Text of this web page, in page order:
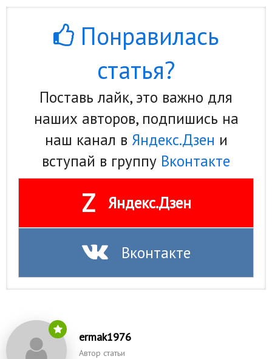
Понравилась
статья?
Поставь лайк, это важно для
наших авторов, подпишись на
наш канал в Яндекс.Дзен и
вступай в группу Вконтакте
Z Яндекс.Дзен
Вконтакте
ermak1976
Автор статьи